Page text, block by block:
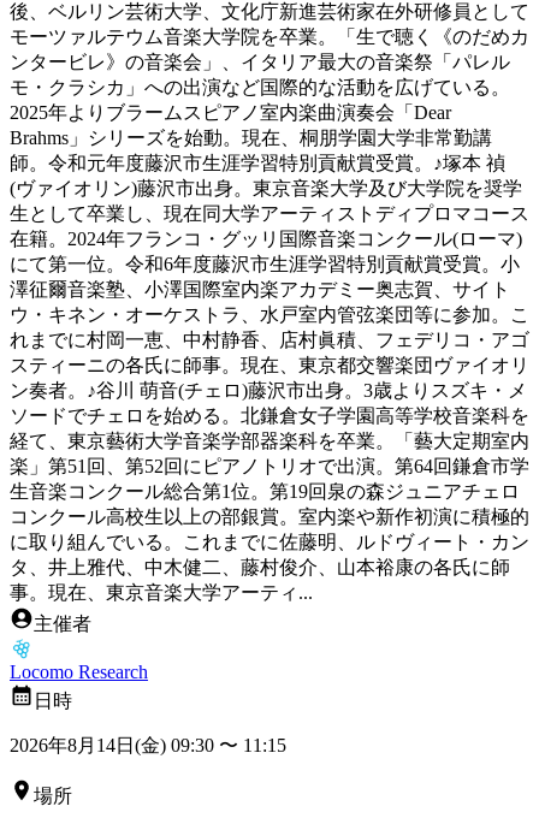
後、ベルリン芸術大学、文化庁新進芸術家在外研修員として
モーツァルテウム音楽大学院を卒業。「生で聴く《のだめカ
ンタービレ》の音楽会」、イタリア最大の音楽祭「パレル
モ・クラシカ」への出演など国際的な活動を広げている。
2025年よりブラームスピアノ室内楽曲演奏会「Dear
Brahms」シリーズを始動。現在、桐朋学園大学非常勤講
師。令和元年度藤沢市生涯学習特別貢献賞受賞。♪塚本 禎
(ヴァイオリン)藤沢市出身。東京音楽大学及び大学院を奨学
生として卒業し、現在同大学アーティストディプロマコース
在籍。2024年フランコ・グッリ国際音楽コンクール(ローマ)
にて第一位。令和6年度藤沢市生涯学習特別貢献賞受賞。小
澤征爾音楽塾、小澤国際室内楽アカデミー奥志賀、サイト
ウ・キネン・オーケストラ、水戸室内管弦楽団等に参加。こ
れまでに村岡一恵、中村静香、店村眞積、フェデリコ・アゴ
スティーニの各氏に師事。現在、東京都交響楽団ヴァイオリ
ン奏者。♪谷川 萌音(チェロ)藤沢市出身。3歳よりスズキ・メ
ソードでチェロを始める。北鎌倉女子学園高等学校音楽科を
経て、東京藝術大学音楽学部器楽科を卒業。「藝大定期室内
楽」第51回、第52回にピアノトリオで出演。第64回鎌倉市学
生音楽コンクール総合第1位。第19回泉の森ジュニアチェロ
コンクール高校生以上の部銀賞。室内楽や新作初演に積極的
に取り組んでいる。これまでに佐藤明、ルドヴィート・カン
タ、井上雅代、中木健二、藤村俊介、山本裕康の各氏に師
事。現在、東京音楽大学アーティ...
主催者
Locomo Research
日時
2026年8月14日(金) 09:30 〜 11:15
場所